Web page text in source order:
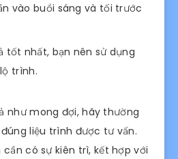
vào buổi sáng và tối trước
tốt nhất, bạn nên sử dụng
trình.
như mong đợi, hãy thường
liệu trình được tư vấn.
có sự kiên trì, kết hợp với